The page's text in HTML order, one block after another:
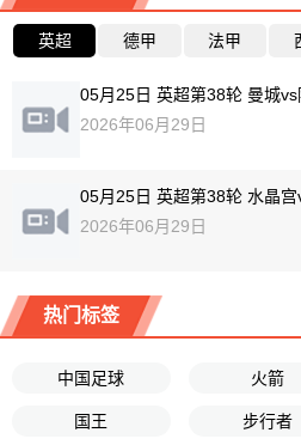
英超 德甲 法甲
05月25日 英超第38轮 曼城
2026年06月29日
05月25日 英超第38轮 水晶
2026年06月29日
热门标签
中国足球 火箭
国王 步行者